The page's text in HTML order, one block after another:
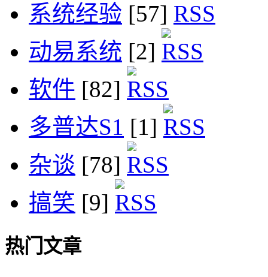
系统经验 [57]
动易系统 [2]
软件 [82]
多普达S1 [1]
杂谈 [78]
搞笑 [9]
热门文章